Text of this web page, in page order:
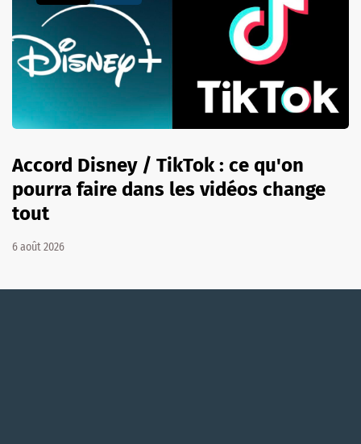
Accord Disney / TikTok : ce qu'on
pourra faire dans les vidéos change
tout
6 août 2026